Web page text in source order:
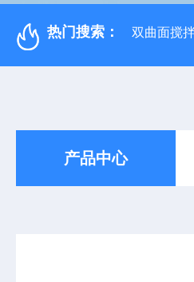
热门搜索： 双曲面搅
产品中心